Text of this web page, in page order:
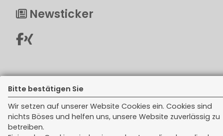
Bitte bestätigen Sie
Wir setzen auf unserer Website Cookies ein. Cookies sind
nichts Böses und helfen uns, unsere Website zuverlässig zu
betreiben.
Newsticker
Rechtliches
Impressum